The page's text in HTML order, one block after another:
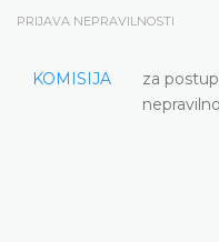
PRIJAVA NEPRAVILNOSTI
KOMISIJA
za